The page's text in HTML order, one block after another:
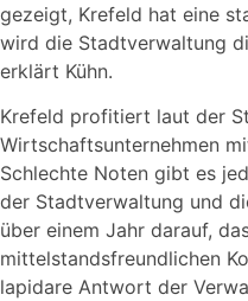
gezeigt, Krefeld hat eine
wird die Stadtverwaltung
erklärt Kühn.
Krefeld profitiert laut der
Wirtschaftsunternehmen
Schlechte Noten gibt es
der Stadtverwaltung und
über einem Jahr darauf,
mittelstandsfreundlichen
lapidare Antwort der